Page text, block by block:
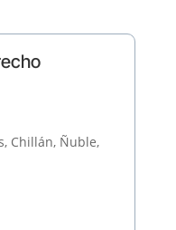
Chillán, Ñuble,